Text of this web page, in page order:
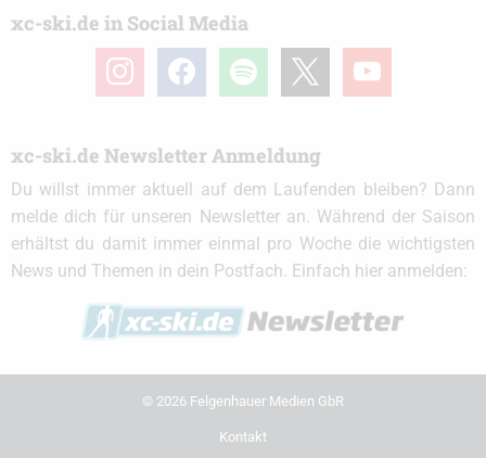
xc-ski.de in Social Media
instagramfacebook spotify youtube
xc-ski.de Newsletter Anmeldung
Du willst immer aktuell auf dem Laufenden bleiben? Dann
melde dich für unseren Newsletter an. Während der Saison
erhältst du damit immer einmal pro Woche die wichtigsten
News und Themen in dein Postfach. Einfach hier anmelden:
© 2026 Felgenhauer Medien GbR
Kontakt